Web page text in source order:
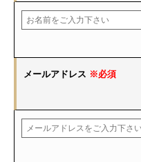
メールアドレス ※必須